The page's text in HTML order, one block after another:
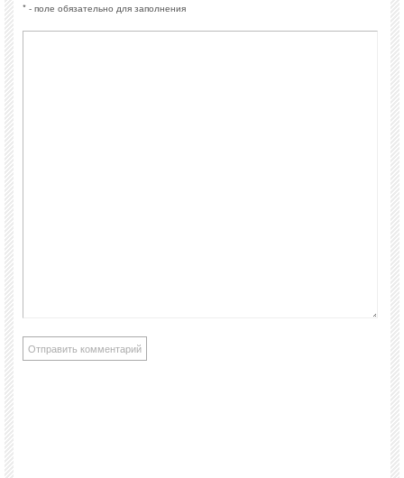
* - поле обязательно для заполнения